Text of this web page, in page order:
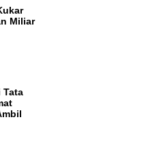
Miliar